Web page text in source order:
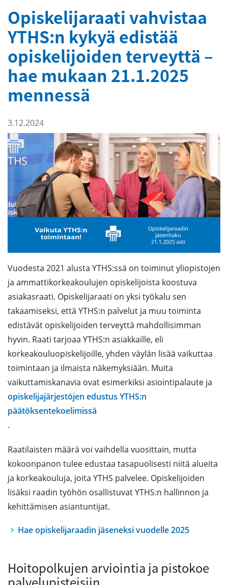
Opiskelijaraati vahvistaa
YTHS:n kykyä edistää
opiskelijoiden terveyttä –
hae mukaan 21.1.2025
mennessä
3.12.2024
Vuodesta 2021 alusta YTHS:ssä on toiminut yliopistojen
ja ammattikorkeakoulujen opiskelijoista koostuva
asiakasraati. Opiskelijaraati on yksi työkalu sen
takaamiseksi, että YTHS:n palvelut ja muu toiminta
edistävät opiskelijoiden terveyttä mahdollisimman
hyvin. Raati tarjoaa YTHS:n asiakkaille, eli
korkeakouluopiskelijoille, yhden väylän lisää vaikuttaa
toimintaan ja ilmaista näkemyksiään. Muita
vaikuttamiskanavia ovat esimerkiksi asiointipalaute ja
opiskelijajärjestöjen edustus YTHS:n
päätöksentekoelimissä
.
Raatilaisten määrä voi vaihdella vuosittain, mutta
kokoonpanon tulee edustaa tasapuolisesti niitä alueita
ja korkeakouluja, joita YTHS palvelee. Opiskelijoiden
lisäksi raadin työhön osallistuvat YTHS:n hallinnon ja
kehittämisen asiantuntijat.
Hae opiskelijaraadin jäseneksi vuodelle 2025
Hoitopolkujen arviointia ja pistokoe